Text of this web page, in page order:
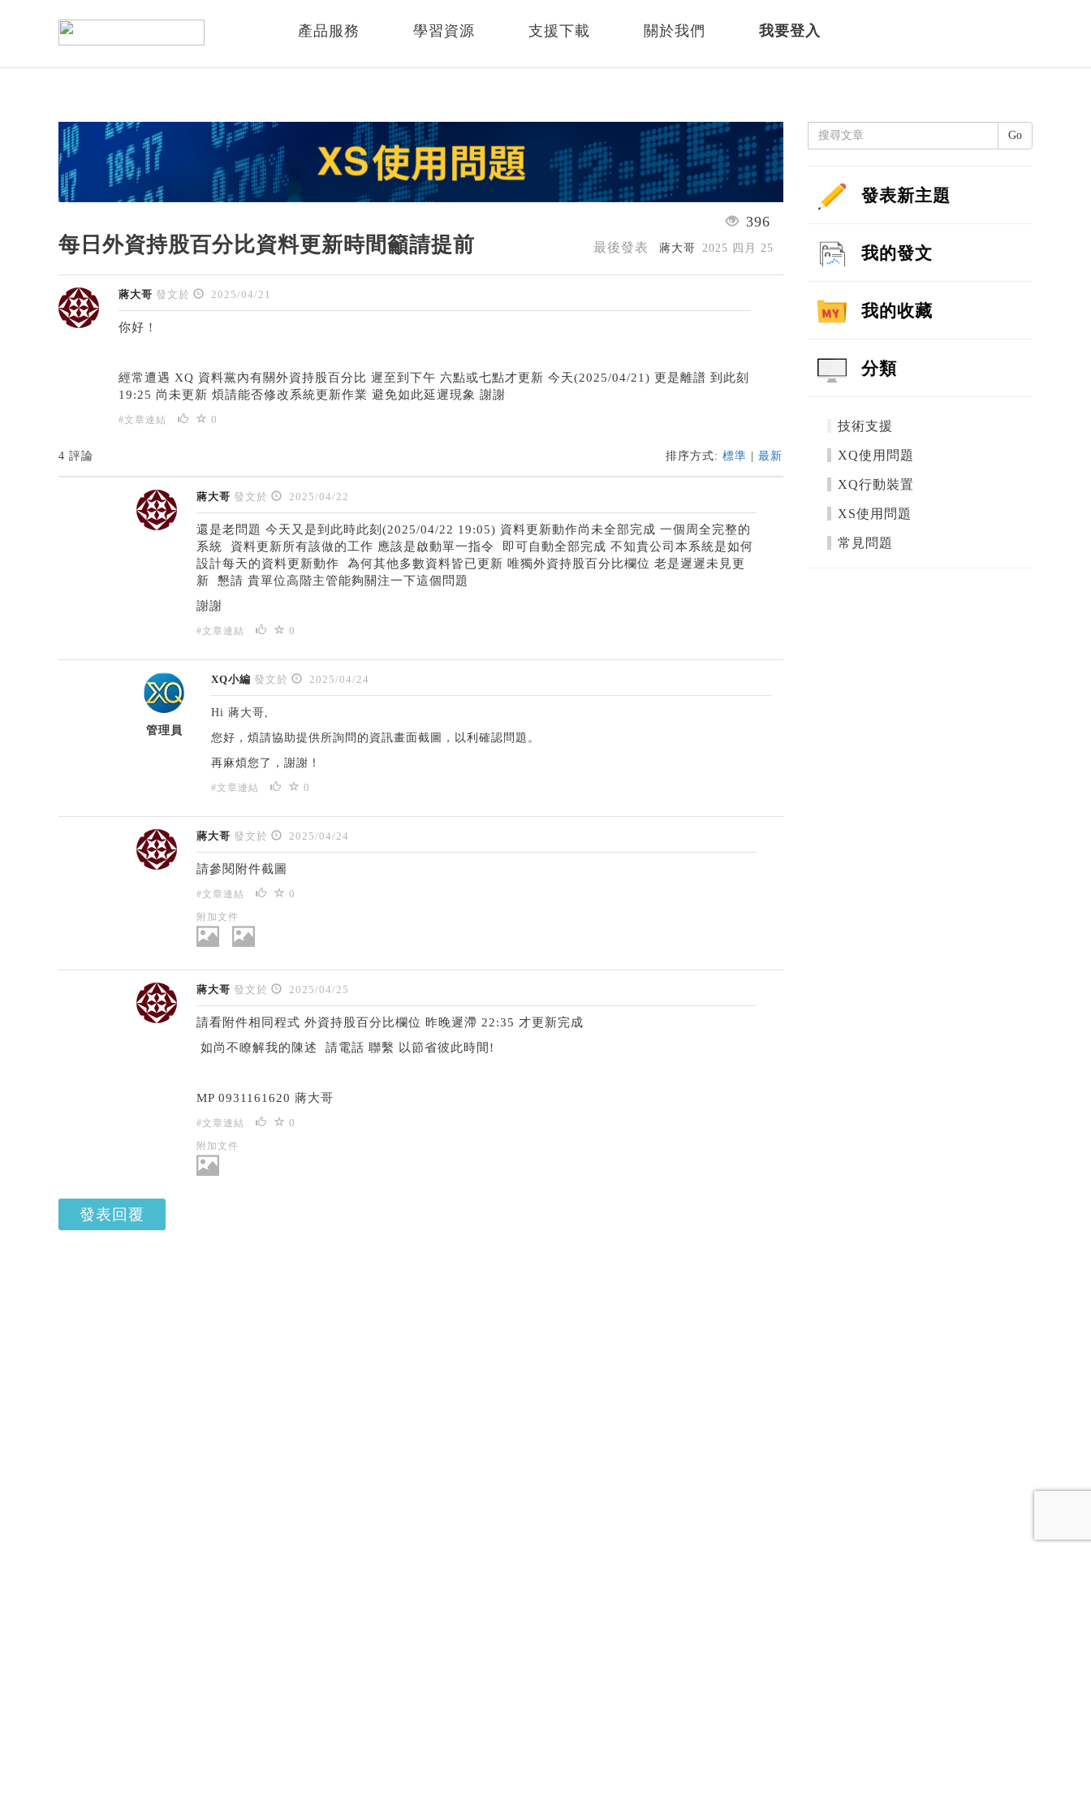
產品服務 學習資源 支援下載 關於我們 我要登入
每日外資持股百分比資料更新時間籲請提前
396
最後發表 蔣大哥 2025 四月 25
蔣大哥 發文於 2025/04/21
你好 !
經常遭遇 XQ 資料黨內有關外資持股百分比 遲至到下午 六點或七點才更新 今天(2025/04/21) 更是離譜 到此刻
19:25 尚未更新 煩請能否修改系統更新作業 避免如此延遲現象 謝謝
#文章連結 0
4 評論 排序方式:標準 |最新
蔣大哥 發文於 2025/04/22
還是老問題 今天又是到此時此刻(2025/04/22 19:05) 資料更新動作尚未全部完成 一個周全完整的
系統 資料更新所有該做的工作 應該是啟動單一指令 即可自動全部完成 不知貴公司本系統是如何
設計每天的資料更新動作 為何其他多數資料皆已更新 唯獨外資持股百分比欄位 老是遲遲未見更
新 懇請 貴單位高階主管能夠關注一下這個問題
謝謝
#文章連結 0
管理員
XQ小編 發文於 2025/04/24
Hi 蔣大哥,
您好，煩請協助提供所詢問的資訊畫面截圖，以利確認問題。
再麻煩您了，謝謝！
#文章連結 0
蔣大哥 發文於 2025/04/24
請參閱附件截圖
#文章連結 0
附加文件
蔣大哥 發文於 2025/04/25
請看附件相同程式 外資持股百分比欄位 昨晚遲滯 22:35 才更新完成
如尚不瞭解我的陳述 請電話 聯繫 以節省彼此時間!
MP 0931161620 蔣大哥
#文章連結 0
附加文件
發表回覆
Go
發表新主題
我的發文
我的收藏
分類
技術支援
XQ使用問題
XQ行動裝置
XS使用問題
常見問題